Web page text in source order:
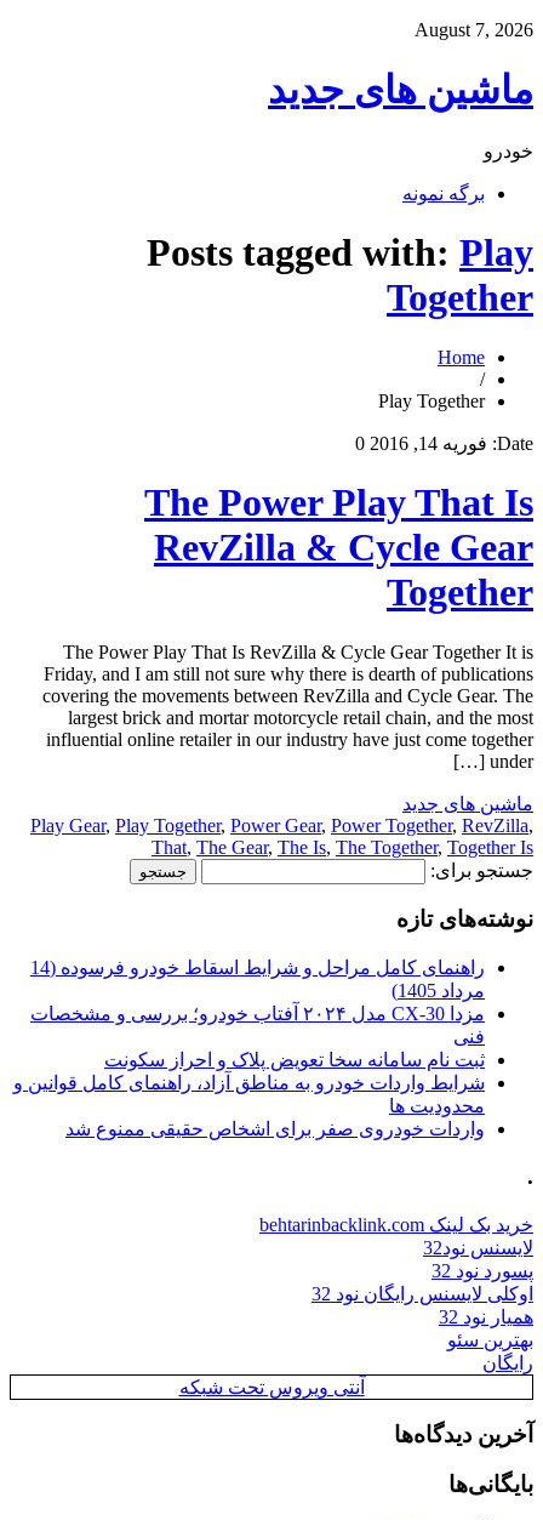
August 7, 2026
ماشین های جدید
خودرو
برگه نمونه
Posts tagged with: Play
Together
Home
/
Play Together
Date: فوریه 14, 2016 0
The Power Play That Is
RevZilla & Cycle Gear
Together
The Power Play That Is RevZilla & Cycle Gear Together It is
Friday, and I am still not sure why there is dearth of publications
covering the movements between RevZilla and Cycle Gear. The
largest brick and mortar motorcycle retail chain, and the most
influential online retailer in our industry have just come together
under […]
ماشین های جدید
Play Gear, Play Together, Power Gear, Power Together, RevZilla,
That, The Gear, The Is, The Together, Together Is
جستجو برای:
نوشته‌های تازه
راهنمای کامل مراحل و شرایط اسقاط خودرو فرسوده (14
مرداد 1405)
مزدا CX-30 مدل ۲۰۲۴ آفتاب خودرو؛ بررسی و مشخصات
فنی
ثبت نام سامانه سخا تعویض پلاک و احراز سکونت
شرایط واردات خودرو به مناطق آزاد، راهنمای کامل قوانین و
محدودیت ها
واردات خودروی صفر برای اشخاص حقیقی ممنوع شد
.
خرید بک لینک behtarinbacklink.com
لایسنس نود32
پسورد نود 32
اوکلی لایسنس رایگان نود 32
همیار نود 32
بهترین سئو
رایگان
آنتی ویروس تحت شبکه
آخرین دیدگاه‌ها
بایگانی‌ها